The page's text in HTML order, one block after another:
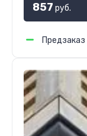
857 руб.
Предзаказ